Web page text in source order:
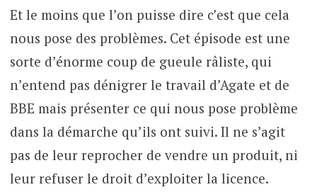
Et le moins que l’on puisse dire c’est que cela
nous pose des problèmes. Cet épisode est une
sorte d’énorme coup de gueule râliste, qui
n’entend pas dénigrer le travail d’Agate et de
BBE mais présenter ce qui nous pose problème
dans la démarche qu’ils ont suivi. Il ne s’agit
pas de leur reprocher de vendre un produit, ni
leur refuser le droit d’exploiter la licence.